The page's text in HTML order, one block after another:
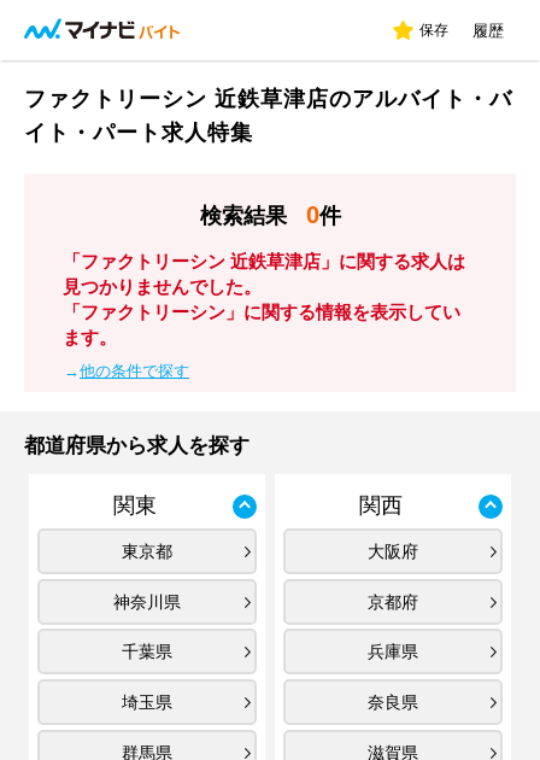
保存 履歴
ファクトリーシン 近鉄草津店のアルバイト・バ
イト・パート求人特集
検索結果 0件
「ファクトリーシン 近鉄草津店」に関する求人は
見つかりませんでした。
「ファクトリーシン」に関する情報を表示してい
ます。
→他の条件で探す
都道府県から求人を探す
関東
東京都
神奈川県
千葉県
埼玉県
群馬県
関西
大阪府
京都府
兵庫県
奈良県
滋賀県